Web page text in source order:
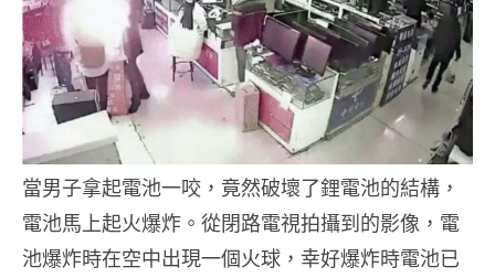
當男子拿起電池一咬，竟然破壞了鋰電池的結構，
電池馬上起火爆炸。從閉路電視拍攝到的影像，電
池爆炸時在空中出現一個火球，幸好爆炸時電池已